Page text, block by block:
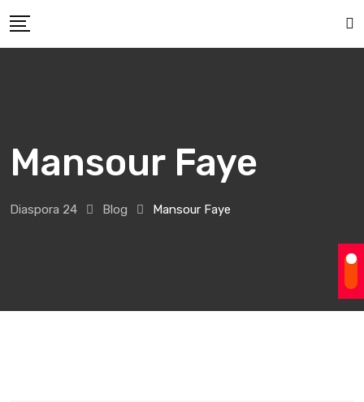
to
Mansour Faye
Diaspora 24 Blog Mansour Faye